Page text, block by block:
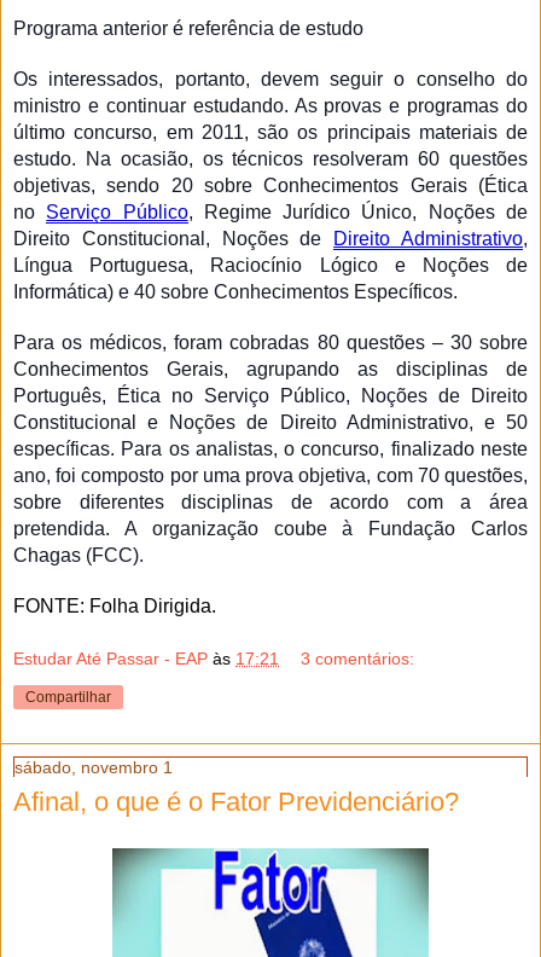
Programa anterior é referência de estudo
Os interessados, portanto, devem seguir o conselho do
ministro e continuar estudando. As provas e programas do
último concurso, em 2011, são os principais materiais de
estudo. Na ocasião, os técnicos resolveram 60 questões
objetivas, sendo 20 sobre Conhecimentos Gerais (Ética
no Serviço Público, Regime Jurídico Único, Noções de
Direito Constitucional, Noções de
Direito Administrativo,
Língua Portuguesa, Raciocínio Lógico e Noções de
Informática) e 40 sobre Conhecimentos Específicos.
Para os médicos, foram cobradas 80 questões – 30 sobre
Conhecimentos Gerais, agrupando as disciplinas de
Português, Ética no Serviço Público, Noções de Direito
Constitucional e Noções de Direito Administrativo, e 50
específicas. Para os analistas, o concurso, finalizado neste
ano, foi composto por uma prova objetiva, com 70 questões,
sobre diferentes disciplinas de acordo com a área
pretendida. A organização coube à Fundação Carlos
Chagas (FCC).
FONTE: Folha Dirigida.
Estudar Até Passar - EAP às 17:21 3 comentários:
Compartilhar
sábado, novembro 1
Afinal, o que é o Fator Previdenciário?